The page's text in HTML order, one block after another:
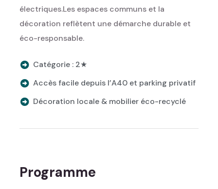
électriques.Les espaces communs et la
décoration reflètent une démarche durable et
éco-responsable.
Catégorie : 2★
Accès facile depuis l’A40 et parking privatif
Décoration locale & mobilier éco-recyclé
Programme